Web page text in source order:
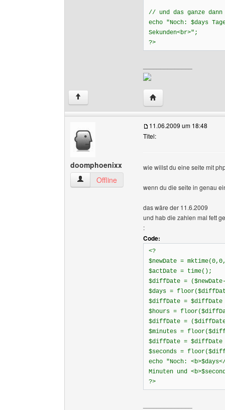
// und das ganze dann
echo "Noch: $days
Sekunden<br>";
?>
↑ Website dieses
doomphoenixx
doomphoenixx Benutzer-Profile anzeigen
Offline
11.06.2009 um 18:48
Titel:
wie willst du eine seite mit
wenn du die seite in genau
das wäre der 11.6.2009
und hab die zahlen mal fett
:
Code:
<?
$newDate =
$actDate = time();
$diffDate =
$days =
$diffDate = $diffDate
$hours =
$diffDate =
$minutes =
$diffDate = $diffDate
$seconds =
echo "Noch:
Minuten und
?>